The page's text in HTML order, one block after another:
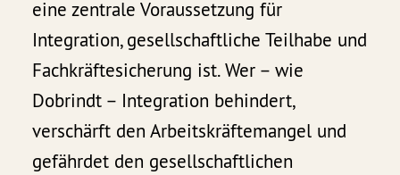
eine zentrale Voraussetzung für
Integration, gesellschaftliche Teilhabe und
Fachkräftesicherung ist. Wer – wie
Dobrindt – Integration behindert,
verschärft den Arbeitskräftemangel und
gefährdet den gesellschaftlichen